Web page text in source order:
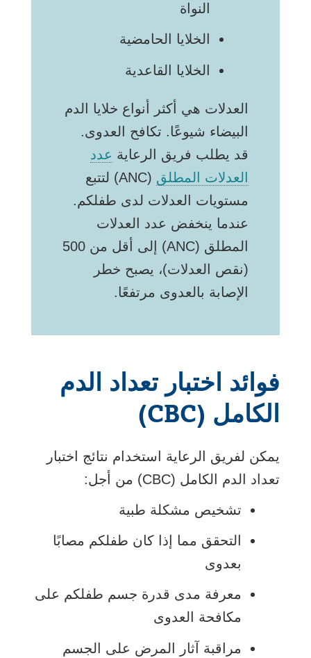
النواة
الخلايا الحامضية
الخلايا القاعدية
العدلات هي أكثر أنواع خلايا الدم
البيضاء شيوعًا. تكافح العدوى.
قد يطلب فريق الرعاية عدد
العدلات المطلق
(ANC) لتتبع
مستويات العدلات لدى طفلكم.
عندما ينخفض عدد العدلات
المطلق (ANC) إلى أقل من 500
(نقص العدلات)، يصبح خطر
الإصابة بالعدوى مرتفعًا.
فوائد اختبار تعداد الدم
الكامل (CBC)
يمكن لفريق الرعاية استخدام نتائج اختبار
تعداد الدم الكامل (CBC) من أجل:
تشخيص مشكلة طبية
التحقق مما إذا كان طفلكم مصابًا
بعدوى
معرفة مدى قدرة جسم طفلكم على
مكافحة العدوى
مراقبة آثار المرض على الجسم